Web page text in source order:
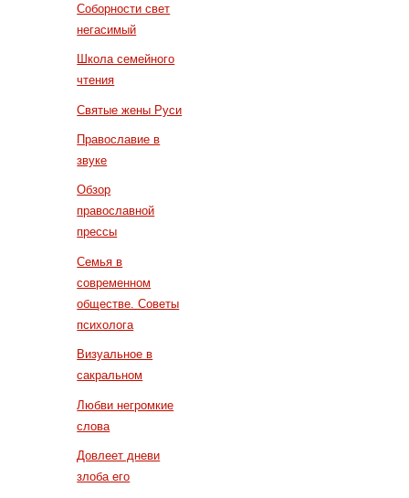
Соборности свет
негасимый
Школа семейного
чтения
Святые жены Руси
Православие в
звуке
Обзор
православной
прессы
Семья в
современном
обществе. Советы
психолога
Визуальное в
сакральном
Любви негромкие
слова
Довлеет дневи
злоба его